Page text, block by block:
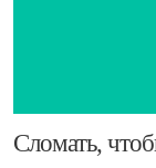
​Сломать,